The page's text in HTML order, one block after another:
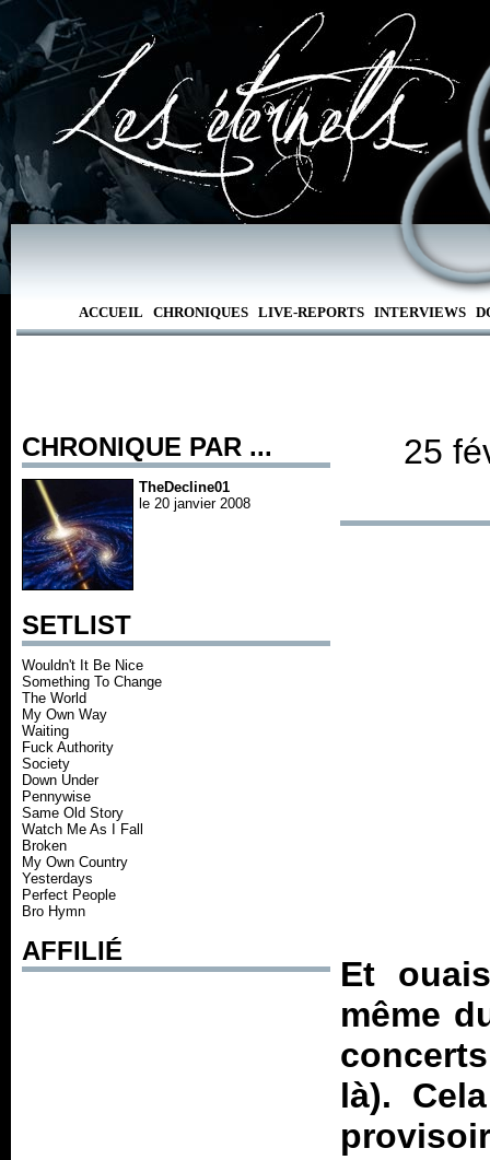
ACCUEIL CHRONIQUES LIVE-REPORTS INTERVIEWS
CHRONIQUE PAR ...
TheDecline01
le 20 janvier 2008
SETLIST
Wouldn't It Be Nice
Something To Change
The World
My Own Way
Waiting
Fuck Authority
Society
Down Under
Pennywise
Same Old Story
Watch Me As I Fall
Broken
My Own Country
Yesterdays
Perfect People
Bro Hymn
AFFILIÉ
25
Et
même
là).